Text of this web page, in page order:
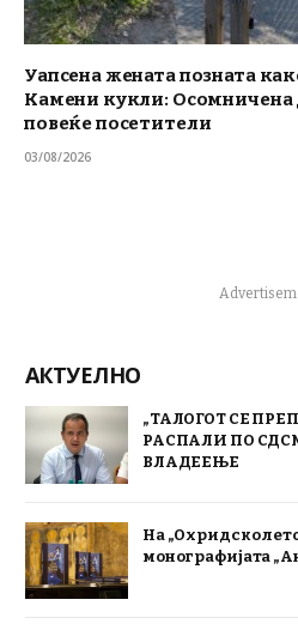
Уапсена жената позната
Камени кукли: Осомничена
повеќе посетители
03/08/2026
АКТУЕЛНО
„ТАЛОГОТ СЕ
РАСПАЛИ ПО
ВЛАДЕЕЊЕ
На „Охридско
монографијата